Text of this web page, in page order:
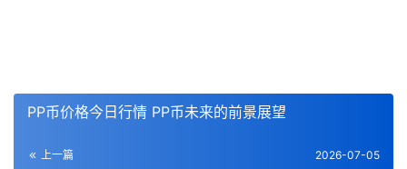
PP币价格今日行情 PP币未来的前景展望
上一篇 2026-07-05